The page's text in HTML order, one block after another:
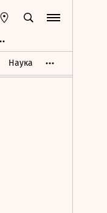
Наука